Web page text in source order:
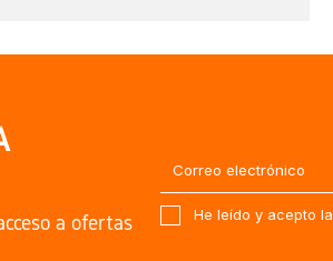
a ofertas
He leído y acepto la